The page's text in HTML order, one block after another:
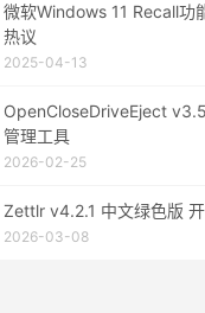
微软Windows 11 Recall功
热议
2025-04-13
OpenCloseDriveEject
管理工具
2026-02-25
Zettlr v4.2.1 中文绿色版
2026-03-08